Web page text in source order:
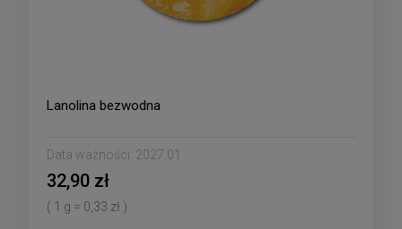
Lanolina bezwodna
Data ważności: 2027.01
32,90 zł
( 1 g = 0,33 zł )